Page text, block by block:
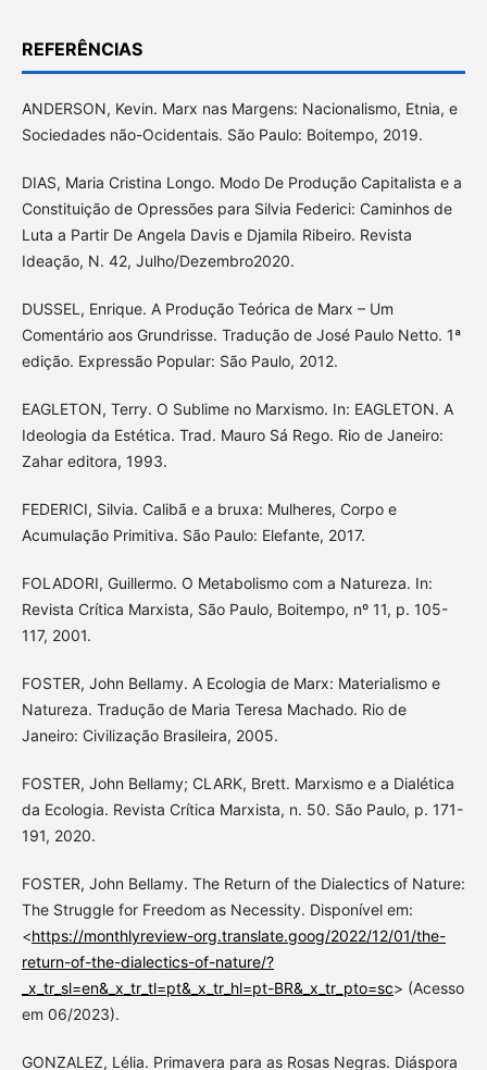
REFERÊNCIAS
ANDERSON, Kevin. Marx nas Margens: Nacionalismo, Etnia, e
Sociedades não-Ocidentais. São Paulo: Boitempo, 2019.
DIAS, Maria Cristina Longo. Modo De Produção Capitalista e a
Constituição de Opressões para Silvia Federici: Caminhos de
Luta a Partir De Angela Davis e Djamila Ribeiro. Revista
Ideação, N. 42, Julho/Dezembro2020.
DUSSEL, Enrique. A Produção Teórica de Marx – Um
Comentário aos Grundrisse. Tradução de José Paulo Netto. 1ª
edição. Expressão Popular: São Paulo, 2012.
EAGLETON, Terry. O Sublime no Marxismo. In: EAGLETON. A
Ideologia da Estética. Trad. Mauro Sá Rego. Rio de Janeiro:
Zahar editora, 1993.
FEDERICI, Silvia. Calibã e a bruxa: Mulheres, Corpo e
Acumulação Primitiva. São Paulo: Elefante, 2017.
FOLADORI, Guillermo. O Metabolismo com a Natureza. In:
Revista Crítica Marxista, São Paulo, Boitempo, nº 11, p. 105-
117, 2001.
FOSTER, John Bellamy. A Ecologia de Marx: Materialismo e
Natureza. Tradução de Maria Teresa Machado. Rio de
Janeiro: Civilização Brasileira, 2005.
FOSTER, John Bellamy; CLARK, Brett. Marxismo e a Dialética
da Ecologia. Revista Crítica Marxista, n. 50. São Paulo, p. 171-
191, 2020.
FOSTER, John Bellamy. The Return of the Dialectics of Nature:
The Struggle for Freedom as Necessity. Disponível em:
<https://monthlyreview-org.translate.goog/2022/12/01/the-
return-of-the-dialectics-of-nature/?
_x_tr_sl=en&_x_tr_tl=pt&_x_tr_hl=pt-BR&_x_tr_pto=sc> (Acesso
em 06/2023).
GONZALEZ, Lélia. Primavera para as Rosas Negras. Diáspora